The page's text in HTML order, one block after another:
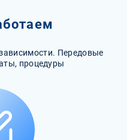
Передовые
процедуры